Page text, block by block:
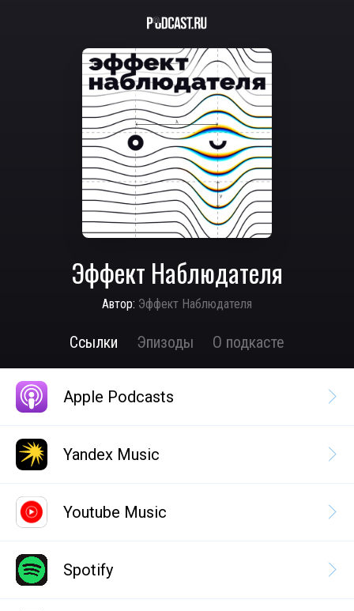
Эффект Наблюдателя
Автор: Эффект Наблюдателя
Ссылки Эпизоды О подкасте
Apple Podcasts
Yandex Music
Youtube Music
Spotify